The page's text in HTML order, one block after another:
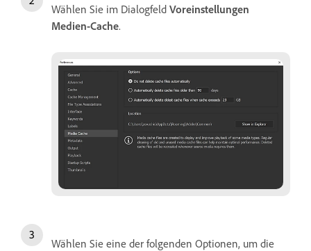
Wählen Sie im Dialogfeld Voreinstellungen
Medien-Cache.
Wählen Sie eine der folgenden Optionen, um die